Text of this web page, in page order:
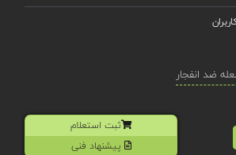
ضد انفجار
ثبت استعلام
پیشنهاد فنی